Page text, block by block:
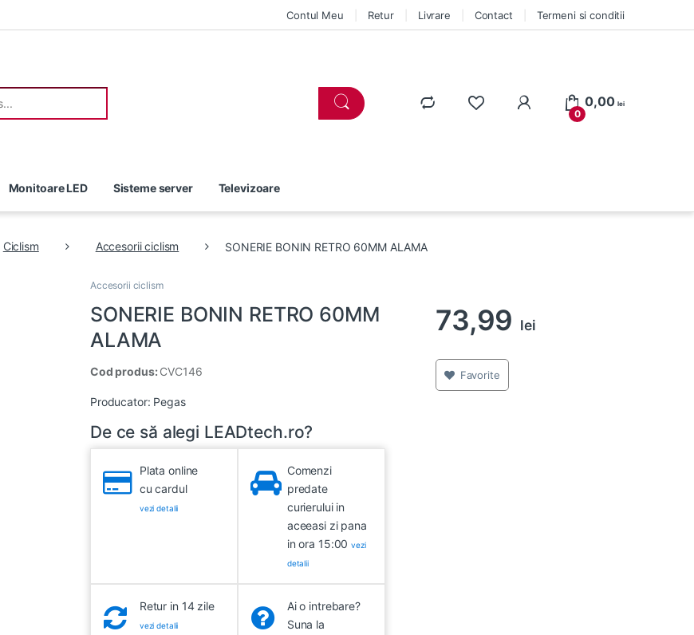
Contul Meu Retur Livrare Contact Termeni si conditii
0
0,00lei
Monitoare LED Sisteme server Televizoare
Ciclism Accesorii ciclism SONERIE BONIN RETRO 60MM ALAMA
Accesorii ciclism
SONERIE BONIN RETRO 60MM
ALAMA
Cod produs: CVC146
Producator: Pegas
De ce să alegi LEADtech.ro?
Plata online
cu cardul
vezi detalii
Comenzi
predate
curierului in
aceeasi zi pana
in ora 15:00vezi
detalii
Retur in 14 zile
vezi detalii
Ai o intrebare?
Suna la
73,99 lei
Favorite